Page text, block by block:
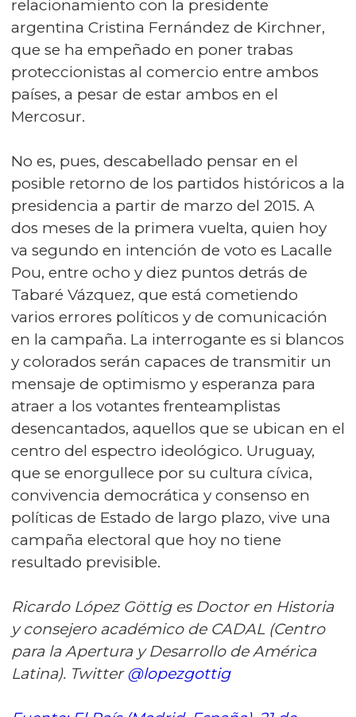
relacionamiento con la presidente
argentina Cristina Fernández de Kirchner,
que se ha empeñado en poner trabas
proteccionistas al comercio entre ambos
países, a pesar de estar ambos en el
Mercosur.
No es, pues, descabellado pensar en el
posible retorno de los partidos históricos a la
presidencia a partir de marzo del 2015. A
dos meses de la primera vuelta, quien hoy
va segundo en intención de voto es Lacalle
Pou, entre ocho y diez puntos detrás de
Tabaré Vázquez, que está cometiendo
varios errores políticos y de comunicación
en la campaña. La interrogante es si blancos
y colorados serán capaces de transmitir un
mensaje de optimismo y esperanza para
atraer a los votantes frenteamplistas
desencantados, aquellos que se ubican en el
centro del espectro ideológico. Uruguay,
que se enorgullece por su cultura cívica,
convivencia democrática y consenso en
políticas de Estado de largo plazo, vive una
campaña electoral que hoy no tiene
resultado previsible.
Ricardo López Göttig es Doctor en Historia
y consejero académico de CADAL (Centro
para la Apertura y Desarrollo de América
Latina). Twitter @lopezgottig